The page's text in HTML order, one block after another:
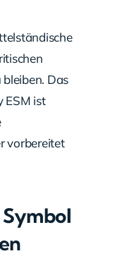
Das
ESM ist
vorbereitet